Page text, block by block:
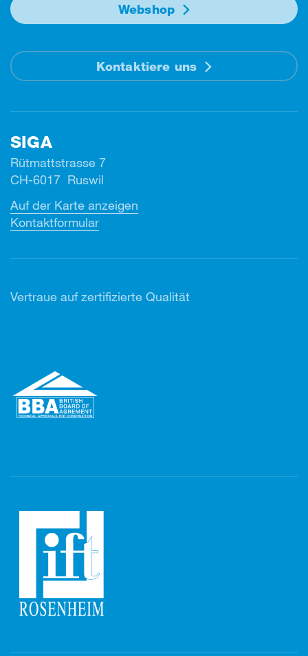
Webshop
Kontaktiere uns
SIGA
Rütmattstrasse 7
CH-6017 Ruswil
Auf der Karte anzeigen
Kontaktformular
Vertraue auf zertifizierte Qualität